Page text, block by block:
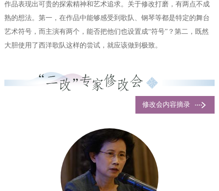
作品表现出可贵的探索精神和艺术追求。关于修改打磨，有两点不成
熟的想法。第一，在作品中能够感受到歌队、钢琴等都是特定的舞台
艺术符号，而主演有两个，能否把他们也设置成“符号”？第二，既然
大胆使用了西洋歌队这样的尝试，就应该做到极致。
修改会内容摘录